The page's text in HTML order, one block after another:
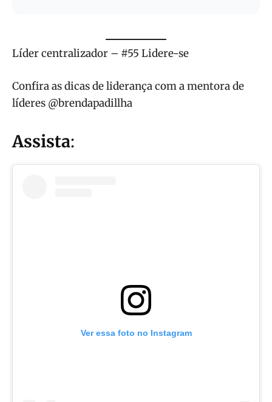
Líder centralizador – #55 Lidere-se
Confira as dicas de liderança com a mentora de
líderes @brendapadillha
Assista:
Ver essa foto no Instagram